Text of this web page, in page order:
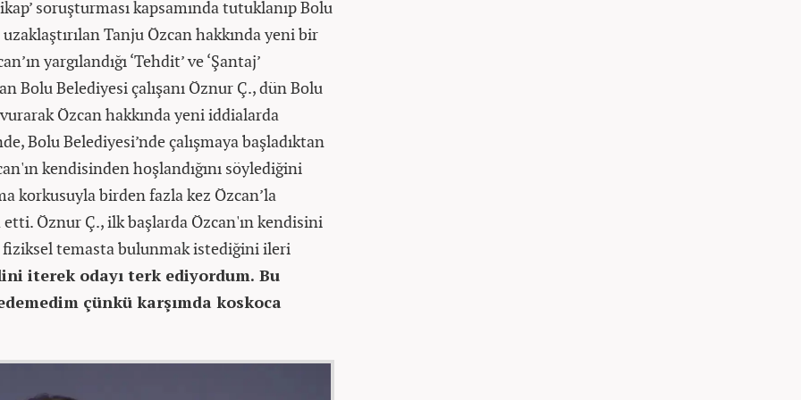
soruşturması kapsamında tutuklanıp Bolu
Tanju Özcan hakkında yeni bir
yargılandığı ‘Tehdit’ ve ‘Şantaj’
Bolu Belediyesi çalışanı Öznur Ç., dün Bolu
Özcan hakkında yeni iddialarda
Bolu Belediyesi’nde çalışmaya başladıktan
kendisinden hoşlandığını söylediğini
korkusuyla birden fazla kez Özcan’la
Öznur Ç., ilk başlarda Özcan'ın kendisini
fiziksel temasta bulunmak istediğini ileri
iterek odayı terk ediyordum. Bu
çünkü karşımda koskoca